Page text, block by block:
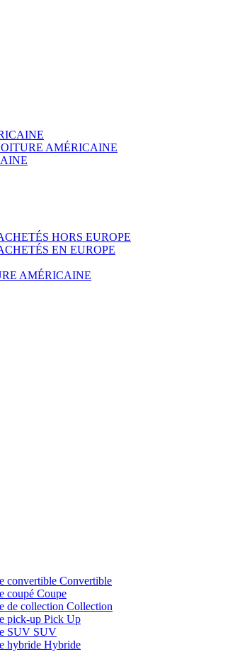
AMÉRICAINE
HORS EUROPE
EN EUROPE
AMÉRICAINE
Convertible
Coupe
Collection
Pick Up
SUV
Hybride